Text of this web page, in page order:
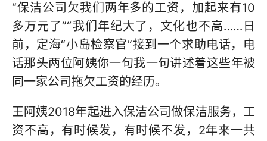
“保洁公司欠我们两年多的工资，加起来有10
多万元了”“我们年纪大了，文化也不高……日
前，定海“小岛检察官”接到一个求助电话，电
话那头两位阿姨你一句我一句讲述着这些年被
同一家公司拖欠工资的经历。
王阿姨2018年起进入保洁公司做保洁服务，工
资不高，有时候发，有时候不发，2年来一共